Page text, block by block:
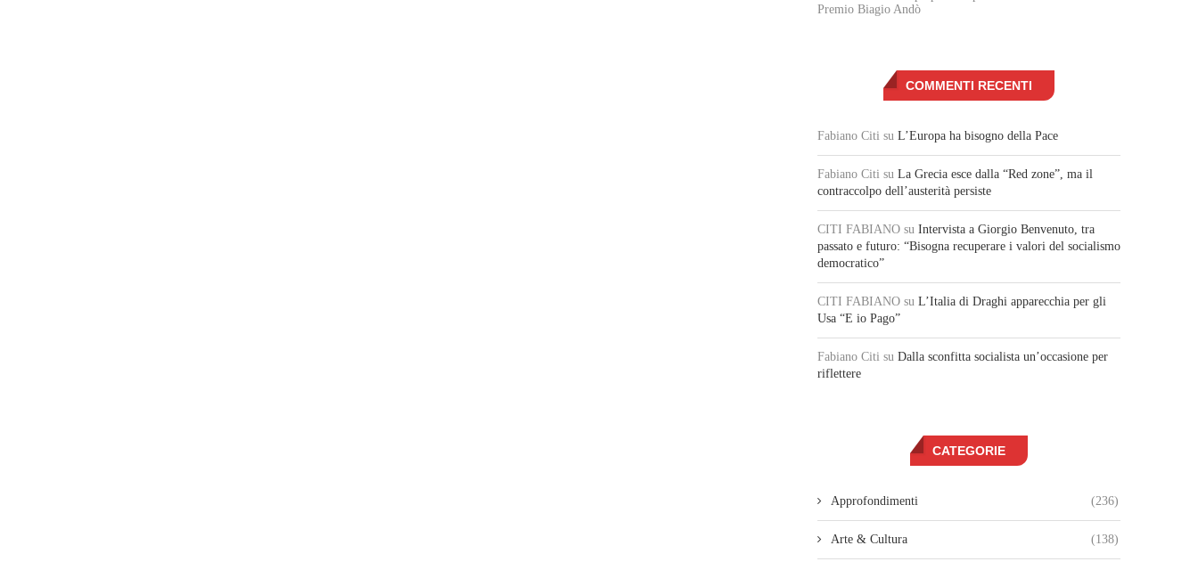
Premio Biagio Andò
COMMENTI RECENTI
Fabiano Citi su L’Europa ha bisogno della Pace
Fabiano Citi su La Grecia esce dalla “Red zone”, ma il
contraccolpo dell’austerità persiste
CITI FABIANO su Intervista a Giorgio Benvenuto, tra
passato e futuro: “Bisogna recuperare i valori del socialismo
democratico”
CITI FABIANO su L’Italia di Draghi apparecchia per gli
Usa “E io Pago”
Fabiano Citi su Dalla sconfitta socialista un’occasione per
riflettere
CATEGORIE
Approfondimenti (236)
Arte & Cultura (138)